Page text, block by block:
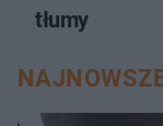
tłumy